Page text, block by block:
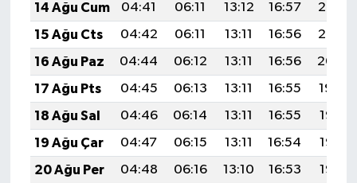
14 Ağu Cum
04:41 06:11 13:12 16:57
20:03
15 Ağu Cts
04:42 06:11 13:11 16:56
20:02
16 Ağu Paz
04:44 06:12 13:11 16:56
20:00
17 Ağu Pts
04:45 06:13 13:11 16:55
19:59
18 Ağu Sal
04:46 06:14 13:11 16:55
19:58
19 Ağu Çar
04:47 06:15 13:11 16:54
19:56
20 Ağu Per
04:48 06:16 13:10 16:53
19:55